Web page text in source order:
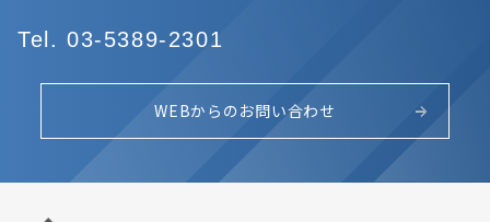
Tel. 03-5389-2301
WEBからのお問い合わせ